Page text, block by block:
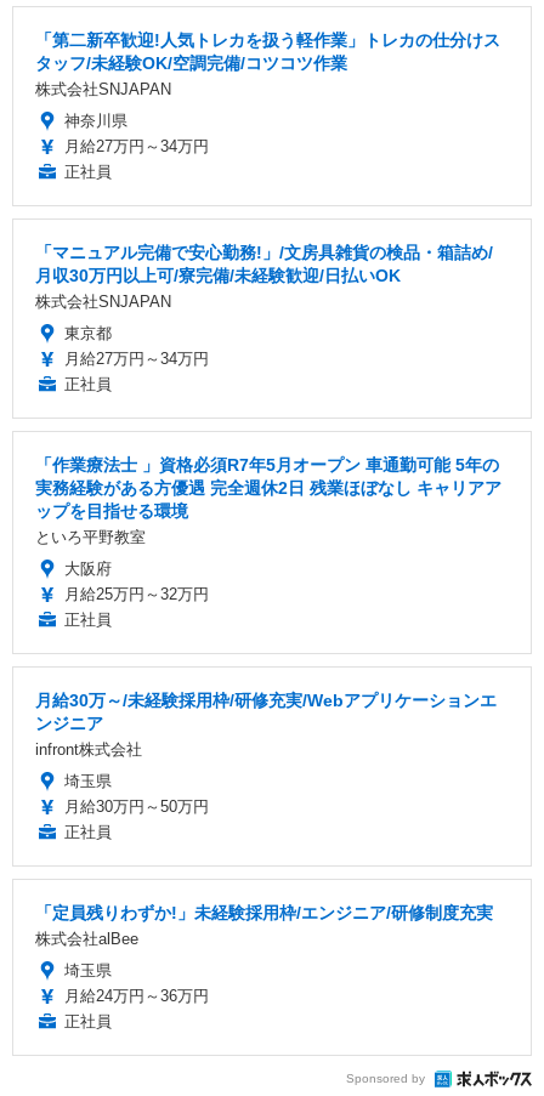
「第二新卒歓迎!人気トレカを扱う軽作業」トレカの仕分けス
タッフ/未経験OK/空調完備/コツコツ作業
株式会社SNJAPAN
神奈川県
月給27万円～34万円
正社員
「マニュアル完備で安心勤務!」/文房具雑貨の検品・箱詰め/
月収30万円以上可/寮完備/未経験歓迎/日払いOK
株式会社SNJAPAN
東京都
月給27万円～34万円
正社員
「作業療法士 」資格必須R7年5月オープン 車通勤可能 5年の
実務経験がある方優遇 完全週休2日 残業ほぼなし キャリアア
ップを目指せる環境
といろ平野教室
大阪府
月給25万円～32万円
正社員
月給30万～/未経験採用枠/研修充実/Webアプリケーションエ
ンジニア
infront株式会社
埼玉県
月給30万円～50万円
正社員
「定員残りわずか!」未経験採用枠/エンジニア/研修制度充実
株式会社alBee
埼玉県
月給24万円～36万円
正社員
Sponsored by